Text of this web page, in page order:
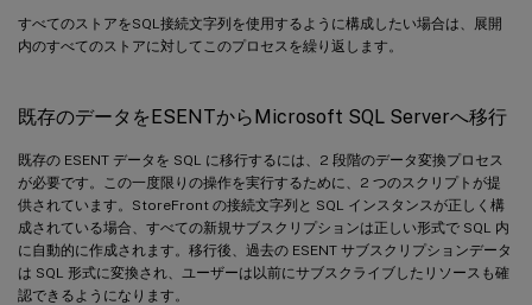
すべてのストアをSQL接続文字列を使用するように構成したい場合は、展開
内のすべてのストアに対してこのプロセスを繰り返します。
既存のデータをESENTからMicrosoft SQL Serverへ移行
既存の ESENT データを SQL に移行するには、2 段階のデータ変換プロセス
が必要です。この一度限りの操作を実行するために、2 つのスクリプトが提
供されています。StoreFront の接続文字列と SQL インスタンスが正しく構
成されている場合、すべての新規サブスクリプションは正しい形式で SQL 内
に自動的に作成されます。移行後、過去の ESENT サブスクリプションデータ
は SQL 形式に変換され、ユーザーは以前にサブスクライブしたリソースも確
認できるようになります。